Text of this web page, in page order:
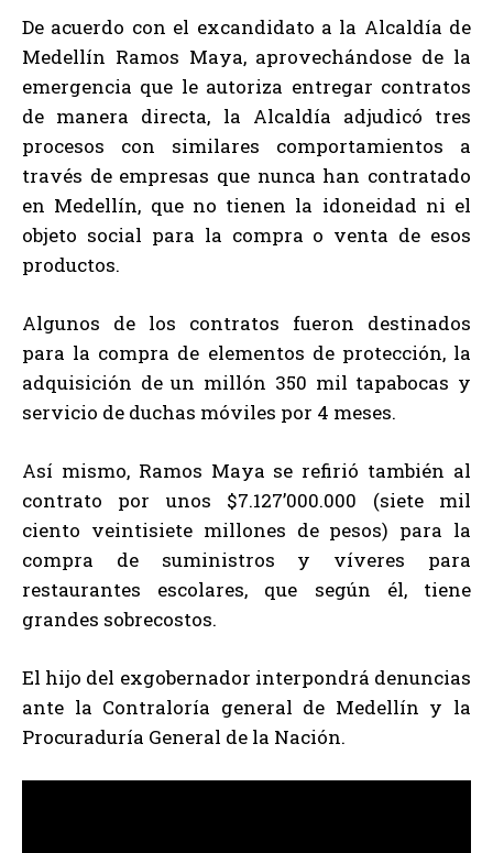
De acuerdo con el excandidato a la Alcaldía de
Medellín Ramos Maya, aprovechándose de la
emergencia que le autoriza entregar contratos
de manera directa, la Alcaldía adjudicó tres
procesos con similares comportamientos a
través de empresas que nunca han contratado
en Medellín, que no tienen la idoneidad ni el
objeto social para la compra o venta de esos
productos.
Algunos de los contratos fueron destinados
para la compra de elementos de protección, la
adquisición de un millón 350 mil tapabocas y
servicio de duchas móviles por 4 meses.
Así mismo, Ramos Maya se refirió también al
contrato por unos $7.127’000.000 (siete mil
ciento veintisiete millones de pesos) para la
compra de suministros y víveres para
restaurantes escolares, que según él, tiene
grandes sobrecostos.
El hijo del exgobernador interpondrá denuncias
ante la Contraloría general de Medellín y la
Procuraduría General de la Nación.